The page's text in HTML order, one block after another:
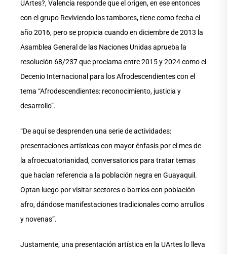
UArtes?, Valencia responde que el origen, en ese entonces
con el grupo Reviviendo los tambores, tiene como fecha el
año 2016, pero se propicia cuando en diciembre de 2013 la
Asamblea General de las Naciones Unidas aprueba la
resolución 68/237 que proclama entre 2015 y 2024 como el
Decenio Internacional para los Afrodescendientes con el
tema “Afrodescendientes: reconocimiento, justicia y
desarrollo”.
“De aquí se desprenden una serie de actividades:
presentaciones artísticas con mayor énfasis por el mes de
la afroecuatorianidad, conversatorios para tratar temas
que hacían referencia a la población negra en Guayaquil.
Optan luego por visitar sectores o barrios con población
afro, dándose manifestaciones tradicionales como arrullos
y novenas”.
Justamente, una presentación artística en la UArtes lo lleva